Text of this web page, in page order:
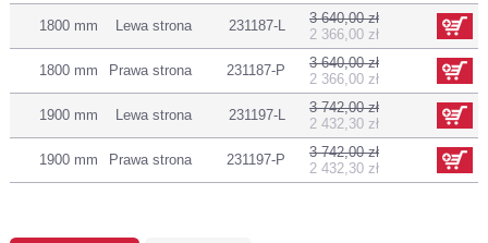
1800 mm Lewa strona 231187-L
3 640,00 zł
2 366,00 zł
1800 mm Prawa strona 231187-P
3 640,00 zł
2 366,00 zł
1900 mm Lewa strona 231197-L
3 742,00 zł
2 432,30 zł
1900 mm Prawa strona 231197-P
3 742,00 zł
2 432,30 zł